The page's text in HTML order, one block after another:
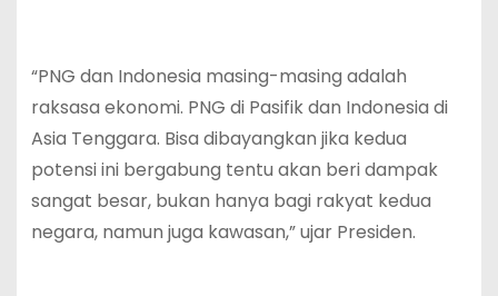
“PNG dan Indonesia masing-masing adalah
raksasa ekonomi. PNG di Pasifik dan Indonesia di
Asia Tenggara. Bisa dibayangkan jika kedua
potensi ini bergabung tentu akan beri dampak
sangat besar, bukan hanya bagi rakyat kedua
negara, namun juga kawasan,” ujar Presiden.